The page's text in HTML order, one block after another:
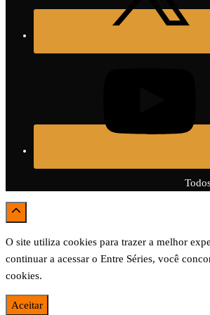
O site utiliza cookies para trazer a melhor
continuar a acessar o Entre Séries, você
cookies.
Aceitar